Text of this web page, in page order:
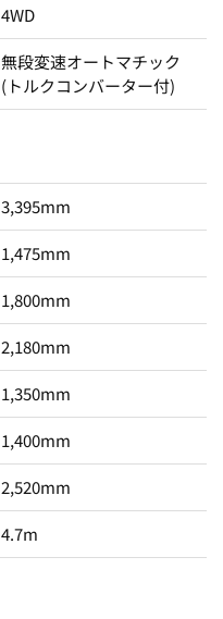
4WD
無段変速オートマチック
(トルクコンバーター付)
3,395mm
1,475mm
1,800mm
2,180mm
1,350mm
1,400mm
2,520mm
4.7m